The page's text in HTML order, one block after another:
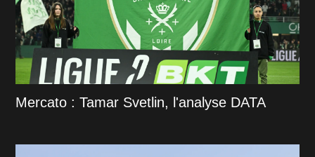
Mercato : Tamar Svetlin, l'analyse DATA